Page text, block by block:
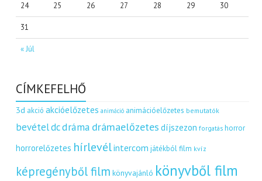
« Júl
24 25 26 27 28 29 30
31
CÍMKEFELHŐ
3d akció akcióelőzetes animáció animációelőzetes bemutatók
bevételdcdráma drámaelőzetes díjszezon forgatás horror
horrorelőzetes hírlevélintercom játékból film kvíz
képregényből film könyvajánló könyvből film